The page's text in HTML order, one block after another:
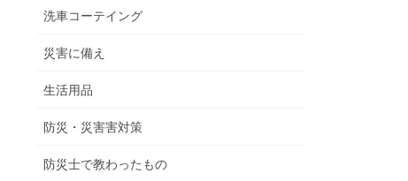
洗車コーテイング
災害に備え
生活用品
防災・災害害対策
防災士で教わったもの